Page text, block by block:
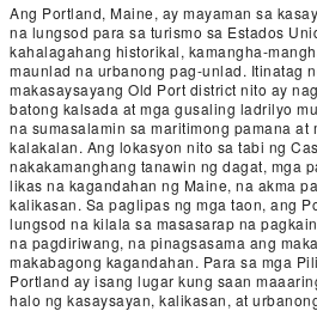
Ang Portland, Maine, ay mayaman sa
na lungsod para sa turismo sa Estados
kahalagahang historikal, kamangha-
maunlad na urbanong pag-unlad. Itinatag
makasaysayang Old Port district nito ay
batong kalsada at mga gusaling ladrilyo
na sumasalamin sa maritimong pamana at
kalakalan. Ang lokasyon nito sa tabi ng
nakakamanghang tanawin ng dagat, mga
likas na kagandahan ng Maine, na akma
kalikasan. Sa paglipas ng mga taon, ang
lungsod na kilala sa masasarap na
na pagdiriwang, na pinagsasama ang
makabagong kagandahan. Para sa mga
Portland ay isang lugar kung saan
halo ng kasaysayan, kalikasan, at